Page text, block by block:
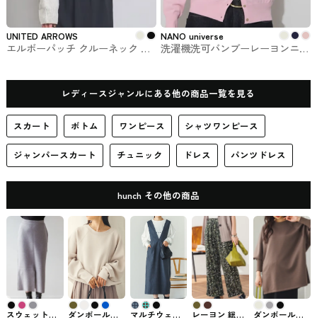
UNITED ARROWS
エルボーパッチ クルーネック ニ
NANO universe
洗濯機洗可バンブーレーヨンニッ
レディースジャンルにある他の商品一覧を見る
スカート ボトム ワンピース シャツワンピース
ジャンパースカート チュニック ドレス パンツドレス
hunch その他の商品
スウェットラ ダンボールオ マルチウェイ レーヨン 総柄 ダンボールオ